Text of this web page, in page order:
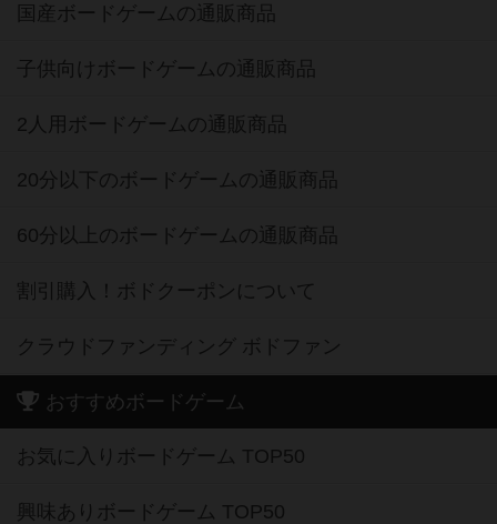
国産ボードゲームの通販商品
子供向けボードゲームの通販商品
2人用ボードゲームの通販商品
20分以下のボードゲームの通販商品
60分以上のボードゲームの通販商品
割引購入！ボドクーポンについて
クラウドファンディング ボドファン
おすすめボードゲーム
お気に入りボードゲーム TOP50
興味ありボードゲーム TOP50